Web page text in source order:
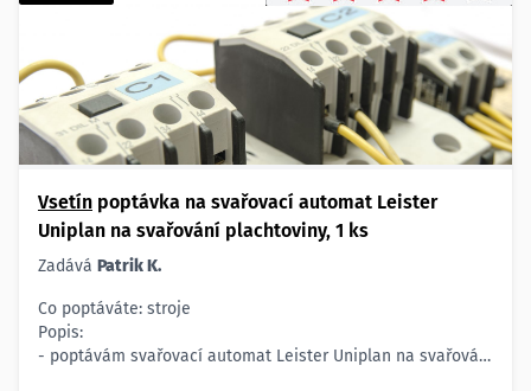
Vsetín poptávka na svařovací automat Leister
Uniplan na svařování plachtoviny, 1 ks
Zadává Patrik K.
Co poptáváte: stroje
Popis:
- poptávám svařovací automat Leister Uniplan na svařování